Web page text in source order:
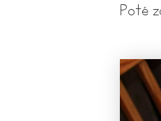
Poté